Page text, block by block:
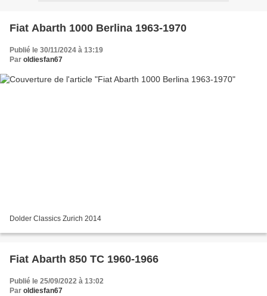
Fiat Abarth 1000 Berlina 1963-1970
Publié le 30/11/2024 à 13:19
Par oldiesfan67
Dolder Classics Zurich 2014
Fiat Abarth 850 TC 1960-1966
Publié le 25/09/2022 à 13:02
Par oldiesfan67